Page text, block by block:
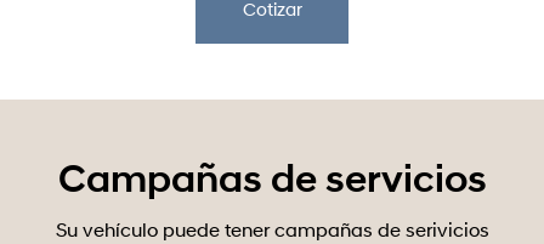
Cotizar
Campañas de servicios
Su vehículo puede tener campañas de serivicios